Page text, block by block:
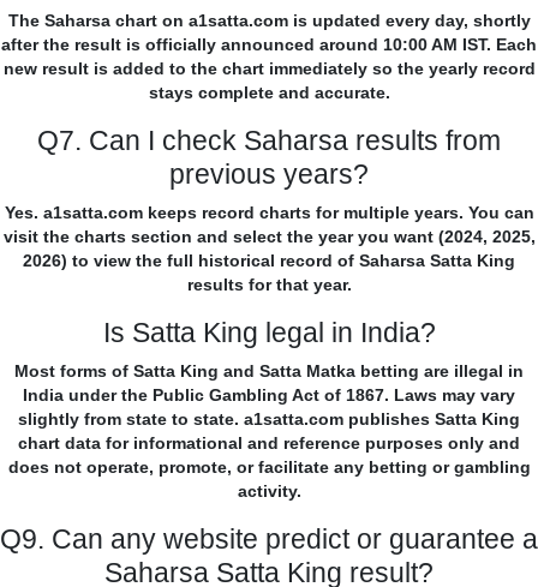
The Saharsa chart on a1satta.com is updated every day, shortly
after the result is officially announced around 10:00 AM IST. Each
new result is added to the chart immediately so the yearly record
stays complete and accurate.
Q7. Can I check Saharsa results from
previous years?
Yes. a1satta.com keeps record charts for multiple years. You can
visit the charts section and select the year you want (2024, 2025,
2026) to view the full historical record of Saharsa Satta King
results for that year.
Is Satta King legal in India?
Most forms of Satta King and Satta Matka betting are illegal in
India under the Public Gambling Act of 1867. Laws may vary
slightly from state to state. a1satta.com publishes Satta King
chart data for informational and reference purposes only and
does not operate, promote, or facilitate any betting or gambling
activity.
Q9. Can any website predict or guarantee a
Saharsa Satta King result?